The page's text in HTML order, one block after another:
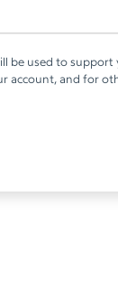
be used to
account, and for